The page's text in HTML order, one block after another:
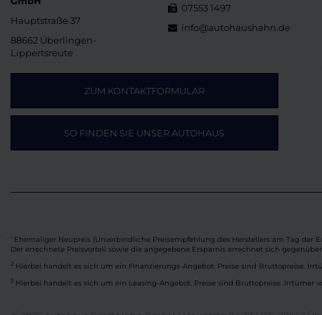
Hauptstraße 37
88662 Überlingen-
Lippertsreute
07553 1497
info@autohaushahn.de
ZUM KONTAKTFORMULAR
SO FINDEN SIE UNSER AUTOHAUS
Ehemaliger Neupreis (Unverbindliche Preisempfehlung des Herstellers am Tag der
Der errechnete Preisvorteil sowie die angegebene Ersparnis errechnet sich
2 Hierbei handelt es sich um ein Finanzierungs-Angebot. Preise sind Bruttopreise.
3 Hierbei handelt es sich um ein Leasing-Angebot. Preise sind Bruttopreise. Irrtümer